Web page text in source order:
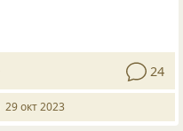
24
29 окт 2023